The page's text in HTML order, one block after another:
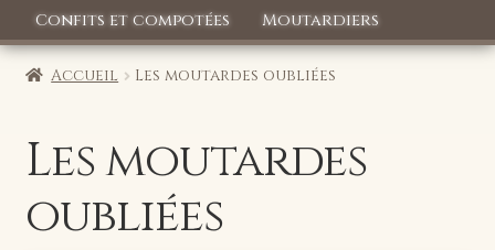
Qui sommes nous ?
Mon compte
Confits et compotées
Moutardiers
Accueil Les moutardes oubliées
Les moutardes
oubliées